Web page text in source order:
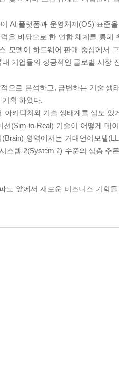
AI 플랫폼과 운영체제(OS) 표준
을 바탕으로 한 연합 체계를 통
모델이 하드웨어 판매 중심에서
기업들의 성공적인 글로벌 시장
으로 분석하고, 급변하는 기술 생
획 하였다.
키텍처와 기술 생태계를 심도
(Sim-to-Real) 기술이 어떻게 데
영역에서는 거대언어모델
스템 2(System 2) 수준의 심층 추
도 앞에서 새로운 비즈니스 기회